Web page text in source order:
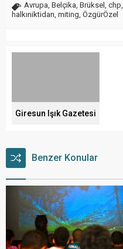
Avrupa, Belçika, Brüksel , chp,
halkıniktidarı, miting, ÖzgürÖzel
Giresun Işık Gazetesi
Benzer Konular